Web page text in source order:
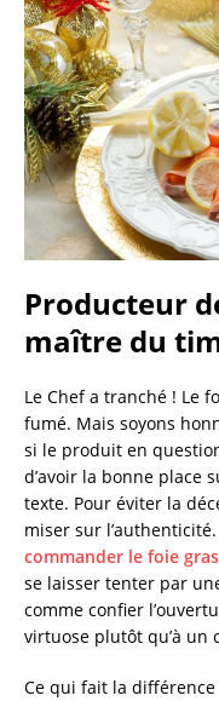
Producteur
maître du
Le Chef a tranché ! Le
fumé. Mais soyons
si le produit en
d’avoir la bonne place
texte. Pour éviter la
miser sur
commander le foie
se laisser tenter par
comme confier
virtuose plutôt qu’à un
Ce qui fait la